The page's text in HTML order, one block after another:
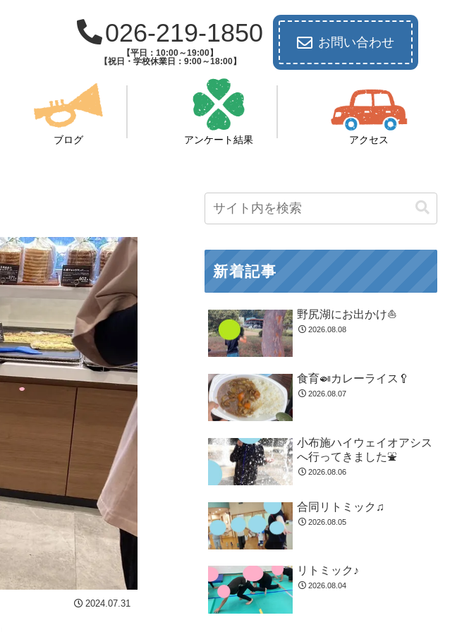
026-219-1850
【平日：10:00～19:00】
【祝日・学校休業日：9:00～18:00】
お問い合わせ
ブログ アンケート結果 アクセス
2024.07.31
新着記事
野尻湖にお出かけ⛵
2026.08.08
食育🍛カレーライス🥄
2026.08.07
小布施ハイウェイオアシス
へ行ってきました⛲
2026.08.06
合同リトミック♫
2026.08.05
リトミック♪
2026.08.04